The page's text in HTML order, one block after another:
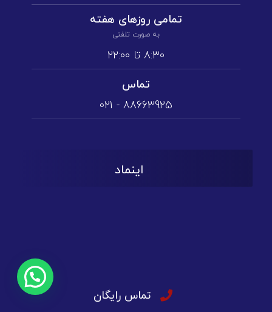
تمامی روز‌های هفته
به صورت تلفنی
۸:۳۰ تا ۲۲:۰۰
تماس
88663925 - 021
اینماد
تماس رایگان